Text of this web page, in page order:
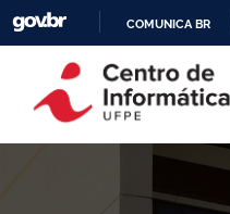
COMUNICA BR